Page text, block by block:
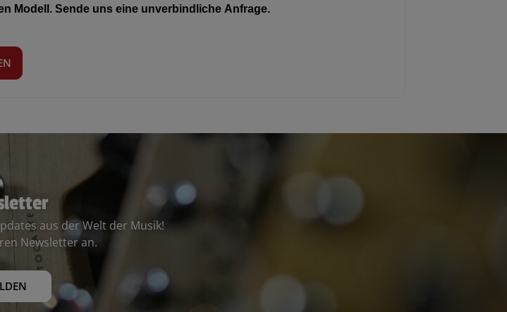
Modell. Sende uns eine unverbindliche Anfrage.
aus der Welt der Musik!
Newsletter an.